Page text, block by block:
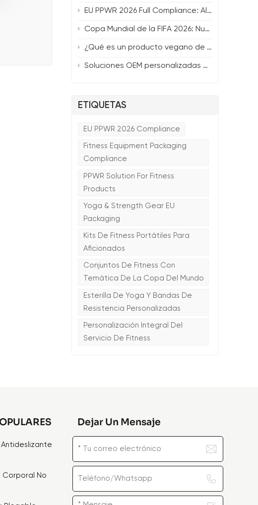
EU PPWR 2026 Full Compliance: All-Round Solution for Yoga, Pilates & Strength Fitness Products
Copa Mundial de la FIFA 2026: Nuevas tendencias de compras y líneas de productos estrella para compradores de fitness de TTSPORTS
¿Qué es un producto vegano de yoga y pilates y por qué es importante para tu marca?
Soluciones OEM personalizadas para mayoristas B2B: Esterilla de yoga portátil inteligente TTSPORTS 2026
ETIQUETAS
EU PPWR 2026 Compliance
Fitness Equipment Packaging
Compliance
PPWR Solution For Fitness
Products
Yoga & Strength Gear EU
Packaging
Kits De Fitness Portátiles Para
Aficionados
Conjuntos De Fitness Con
Temática De La Copa Del Mundo
Esterilla De Yoga Y Bandas De
Resistencia Personalizadas
Personalización Integral Del
Servicio De Fitness
Corporal No
Dejar Un Mensaje